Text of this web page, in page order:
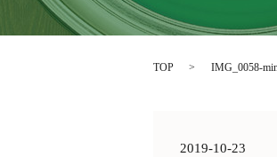
TOP IMG_0058-
2019-10-23